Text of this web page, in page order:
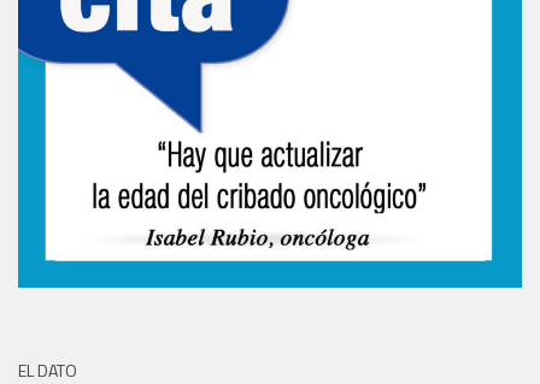
EL DATO